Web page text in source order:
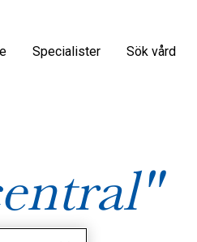
Specialister Sök vård